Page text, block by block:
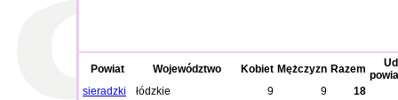
Powiat Województwo Kobiet Mężczyzn Razem
sieradzki
łódzkie 9 9
18